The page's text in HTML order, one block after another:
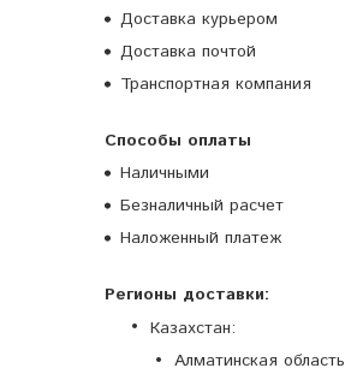
Доставка курьером
Доставка почтой
Транспортная компания
Способы оплаты
Наличными
Безналичный расчет
Наложенный платеж
Регионы доставки:
Казахстан:
Алматинская область